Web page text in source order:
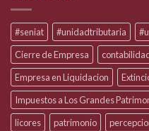
#seniat #unidadtributaria
Cierre de Empresa
Empresa en Liquidacion
Impuestos a Los Grandes
licores
patrimonio